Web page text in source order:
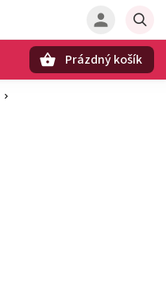
Prázdný košík
/